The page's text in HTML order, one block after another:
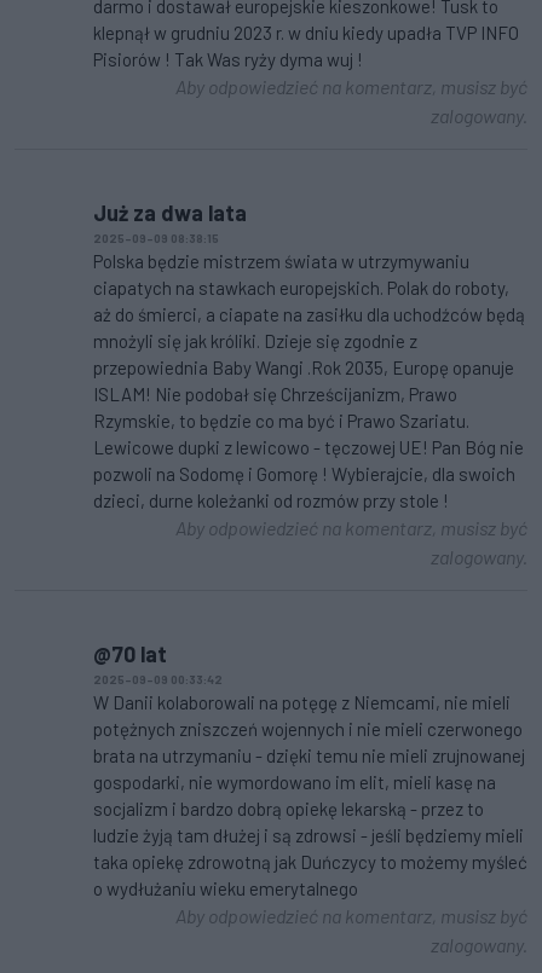
darmo i dostawał europejskie kieszonkowe! Tusk to
klepnął w grudniu 2023 r. w dniu kiedy upadła TVP INFO
Pisiorów ! Tak Was ryży dyma wuj !
Aby odpowiedzieć na komentarz, musisz być
zalogowany.
Już za dwa lata
2025-09-09 08:38:15
Polska będzie mistrzem świata w utrzymywaniu
ciapatych na stawkach europejskich. Polak do roboty,
aż do śmierci, a ciapate na zasiłku dla uchodźców będą
mnożyli się jak króliki. Dzieje się zgodnie z
przepowiednia Baby Wangi .Rok 2035, Europę opanuje
ISLAM! Nie podobał się Chrześcijanizm, Prawo
Rzymskie, to będzie co ma być i Prawo Szariatu.
Lewicowe dupki z lewicowo - tęczowej UE! Pan Bóg nie
pozwoli na Sodomę i Gomorę ! Wybierajcie, dla swoich
dzieci, durne koleżanki od rozmów przy stole !
Aby odpowiedzieć na komentarz, musisz być
zalogowany.
@70 lat
2025-09-09 00:33:42
W Danii kolaborowali na potęgę z Niemcami, nie mieli
potężnych zniszczeń wojennych i nie mieli czerwonego
brata na utrzymaniu - dzięki temu nie mieli zrujnowanej
gospodarki, nie wymordowano im elit, mieli kasę na
socjalizm i bardzo dobrą opiekę lekarską - przez to
ludzie żyją tam dłużej i są zdrowsi - jeśli będziemy mieli
taka opiekę zdrowotną jak Duńczycy to możemy myśleć
o wydłużaniu wieku emerytalnego
Aby odpowiedzieć na komentarz, musisz być
zalogowany.